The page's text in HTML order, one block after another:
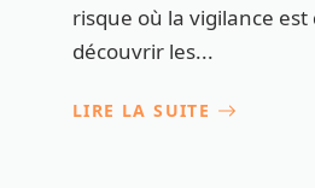
risque où la vigilance est
découvrir les...
LIRE LA SUITE